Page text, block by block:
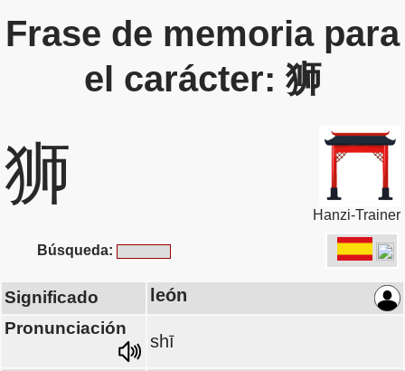
Frase de memoria para
el carácter: 狮
狮
Hanzi-Trainer
Búsqueda:
Significado león
Pronunciación
shī